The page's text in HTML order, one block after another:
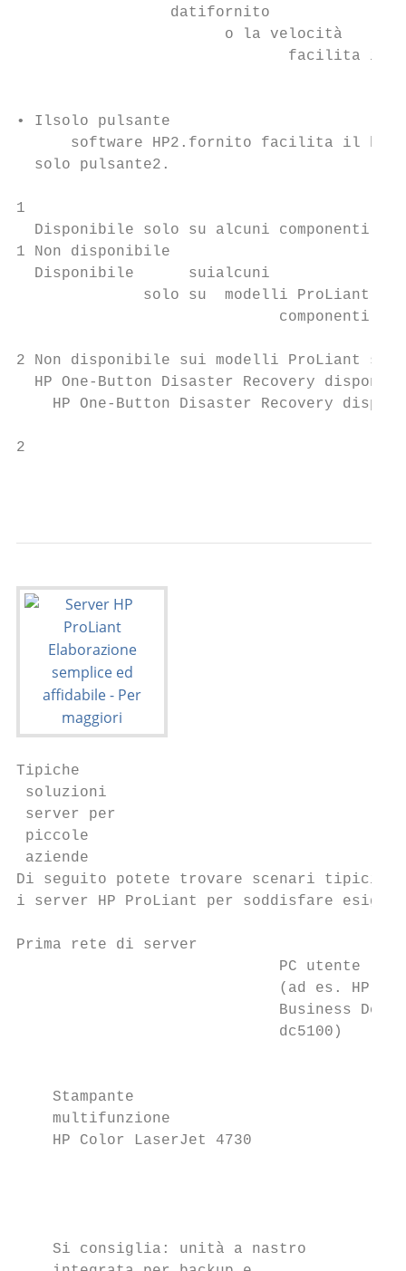
                 datifornito
                       o la velocità
facilita
• Ilsolo pulsante
software HP2.fornito facilita il
  solo pulsante2.
1
Disponibile solo su alcuni componenti.
1 Non disponibile
  Disponibile      suialcuni
solo su  modelli ProLiant
componenti.
2 Non disponibile sui modelli ProLiant
HP One-Button Disaster Recovery
HP One-Button Disaster Recovery
2
Tipiche
soluzioni
server per
piccole
aziende
Di seguito potete trovare scenari tipici
i server HP ProLiant per soddisfare
Prima rete di server
PC utente
(ad es. HP
Business
dc5100)
Stampante
multifunzione
HP Color LaserJet 4730
Si consiglia: unità a nastro